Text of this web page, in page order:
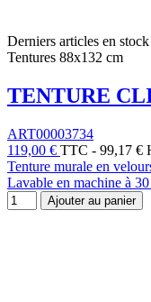
Derniers articles en stock
Tentures 88x132 cm
TENTURE
ART00003734
119,00 € TTC - 99,17 €
Tenture murale en
Lavable en machine à 30
Ajouter au panier